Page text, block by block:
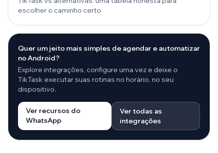
escolher o caminho certo
Quer um jeito mais simples de agendar e automatizar
no Android?
Explore integrações, configure uma vez e deixe o
TikTask executar suas rotinas no horário, no seu
dispositivo.
Ver recursos do
WhatsApp
Ver todas as
integrações